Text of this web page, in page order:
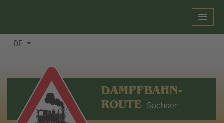
DE
DAMPFBAHN-
ROUTE Sachsen